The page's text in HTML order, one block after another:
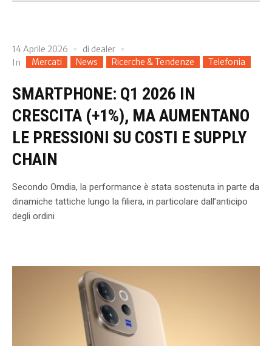
14 Aprile 2026 di dealer
In
Mercati News Ricerche & Tendenze Telefonia
SMARTPHONE: Q1 2026 IN
CRESCITA (+1%), MA AUMENTANO
LE PRESSIONI SU COSTI E SUPPLY
CHAIN
Secondo Omdia, la performance è stata sostenuta in parte da
dinamiche tattiche lungo la filiera, in particolare dall’anticipo
degli ordini